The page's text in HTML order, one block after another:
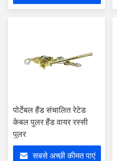
पोर्टेबल हैंड संचालित रेटेड
केबल पुलर हैंड वायर रस्सी
पुलर
सबसे अच्छी कीमत पाएं